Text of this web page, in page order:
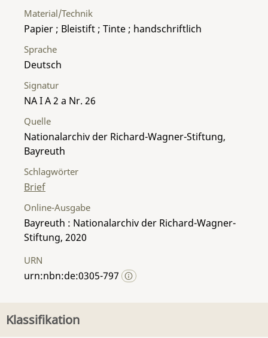
Material/Technik
Papier ; Bleistift ; Tinte ; handschriftlich
Sprache
Deutsch
Signatur
NA I A 2 a Nr. 26
Quelle
Nationalarchiv der Richard-Wagner-Stiftung,
Bayreuth
Schlagwörter
Brief
Online-Ausgabe
Bayreuth : Nationalarchiv der Richard-Wagner-
Stiftung, 2020
URN
urn:nbn:de:0305-797
Klassifikation